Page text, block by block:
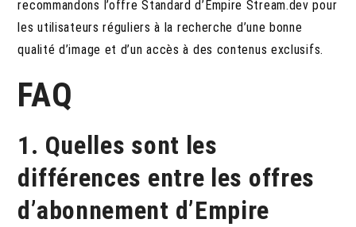
recommandons l’offre Standard d’Empire Stream.dev pour
les utilisateurs réguliers à la recherche d’une bonne
qualité d’image et d’un accès à des contenus exclusifs.
FAQ
1. Quelles sont les
différences entre les offres
d’abonnement d’Empire